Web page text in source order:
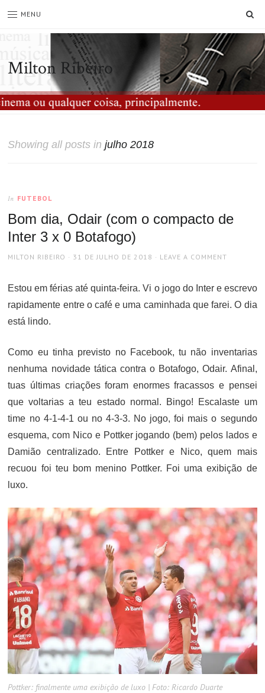
MENU
Milton Ribeiro
Showing all posts injulho 2018
In FUTEBOL
Bom dia, Odair (com o compacto de
Inter 3 x 0 Botafogo)
AUTHOR
MILTON RIBEIRO
POSTED
31 DE JULHO DE 2018 LEAVE A COMMENT
Estou em férias até quinta-feira. Vi o jogo do Inter e escrevo
rapidamente entre o café e uma caminhada que farei. O dia
está lindo.
Como eu tinha previsto no Facebook, tu não inventarias
nenhuma novidade tática contra o Botafogo, Odair. Afinal,
tuas últimas criações foram enormes fracassos e pensei
que voltarias a teu estado normal. Bingo! Escalaste um
time no 4-1-4-1 ou no 4-3-3. No jogo, foi mais o segundo
esquema, com Nico e Pottker jogando (bem) pelos lados e
Damião centralizado. Entre Pottker e Nico, quem mais
recuou foi teu bom menino Pottker. Foi uma exibição de
luxo.
Pottker: finalmente uma exibição de luxo | Foto: Ricardo Duarte